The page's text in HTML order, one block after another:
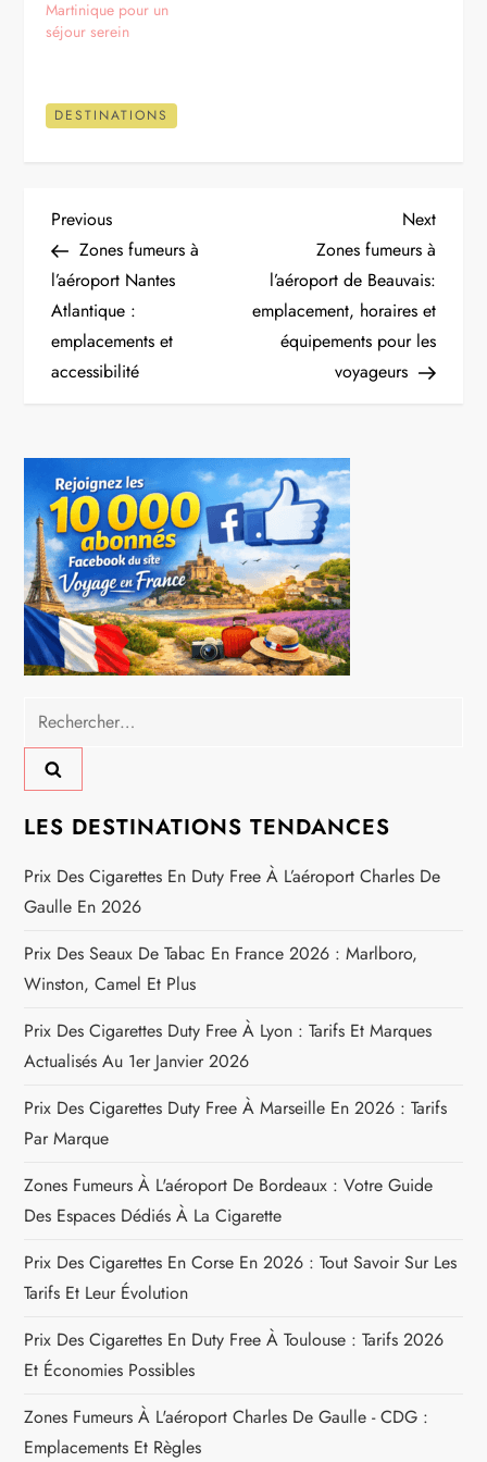
Martinique pour un
séjour serein
DESTINATIONS
N
a
v
i
a
t
i
o
n
d
e
l
’
a
r
t
i
c
l
e
Previous
Post
Previous
Zones fumeurs à
l’aéroport Nantes
Atlantique :
emplacements et
accessibilité
Next
Post
Next
Zones fumeurs à
l’aéroport de Beauvais:
emplacement, horaires et
équipements pour les
voyageurs
Rechercher :
LES DESTINATIONS TENDANCES
Prix Des Cigarettes En Duty Free À L’aéroport Charles De
Gaulle En 2026
Prix Des Seaux De Tabac En France 2026 : Marlboro,
Winston, Camel Et Plus
Prix Des Cigarettes Duty Free À Lyon : Tarifs Et Marques
Actualisés Au 1er Janvier 2026
Prix Des Cigarettes Duty Free À Marseille En 2026 : Tarifs
Par Marque
Zones Fumeurs À L'aéroport De Bordeaux : Votre Guide
Des Espaces Dédiés À La Cigarette
Prix Des Cigarettes En Corse En 2026 : Tout Savoir Sur Les
Tarifs Et Leur Évolution
Prix Des Cigarettes En Duty Free À Toulouse : Tarifs 2026
Et Économies Possibles
Zones Fumeurs À L'aéroport Charles De Gaulle - CDG :
Emplacements Et Règles